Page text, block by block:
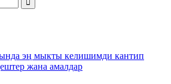
эң мыкты келишимди кантип
жана амалдар